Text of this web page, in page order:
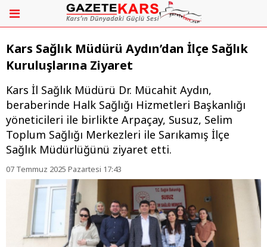
Kars Sağlık Müdürü Aydın’dan İlçe Sağlık
Kuruluşlarına Ziyaret
Kars İl Sağlık Müdürü Dr. Mücahit Aydın,
beraberinde Halk Sağlığı Hizmetleri Başkanlığı
yöneticileri ile birlikte Arpaçay, Susuz, Selim
Toplum Sağlığı Merkezleri ile Sarıkamış İlçe
Sağlık Müdürlüğünü ziyaret etti.
07 Temmuz 2025 Pazartesi 17:43